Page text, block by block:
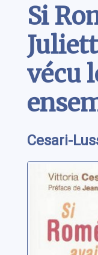
Si
vécu
Cesari-